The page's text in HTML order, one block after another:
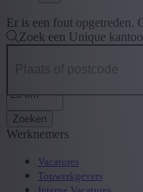
Er is een fout opgetreden.
Zoek een Unique
Zoeken
Werknemers
Vacatures
Topwerkgevers